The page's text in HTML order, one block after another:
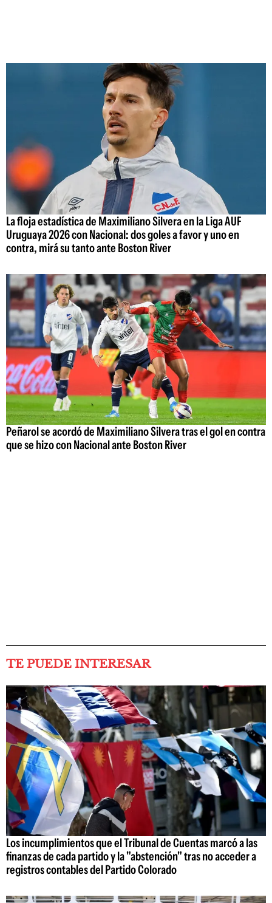
La floja estadística de Maximiliano Silvera en la Liga AUF
Uruguaya 2026 con Nacional: dos goles a favor y uno en
contra, mirá su tanto ante Boston River
Peñarol se acordó de Maximiliano Silvera tras el gol en contra
que se hizo con Nacional ante Boston River
TE PUEDE INTERESAR
Los incumplimientos que el Tribunal de Cuentas marcó a las
finanzas de cada partido y la "abstención" tras no acceder a
registros contables del Partido Colorado